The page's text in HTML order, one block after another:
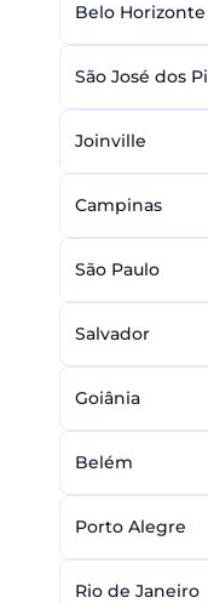
Belo Horizonte
São José dos
Joinville
Campinas
São Paulo
Salvador
Goiânia
Belém
Porto Alegre
Rio de Janeiro